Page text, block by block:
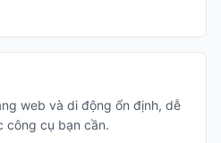
web và di động ổn định, dễ
công cụ bạn cần.